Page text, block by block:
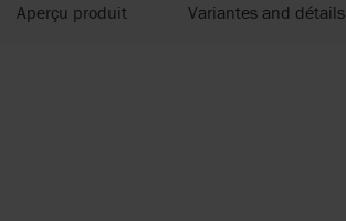
Aperçu produit Variantes and détails